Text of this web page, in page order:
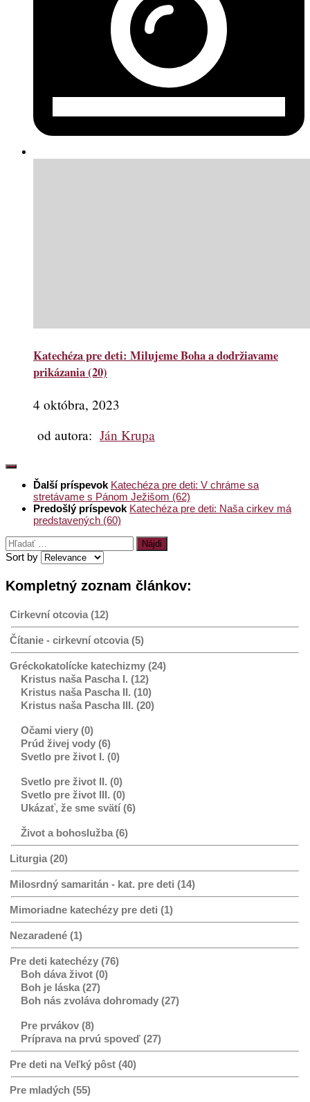
Katechéza pre deti: Milujeme Boha a dodržiavame
prikázania (20)
4 októbra, 2023
od autora: Ján Krupa
Ďalší príspevok Katechéza pre deti: V chráme sa
stretávame s Pánom Ježišom (62)
Predošlý príspevok Katechéza pre deti: Naša cirkev má
predstavených (60)
Hľadať:
Sort by
Kompletný zoznam článkov:
Cirkevní otcovia (12)
Čítanie - cirkevní otcovia (5)
Gréckokatolícke katechizmy (24)
Kristus naša Pascha I. (12)
Kristus naša Pascha II. (10)
Kristus naša Pascha III. (20)
Očami viery (0)
Prúd živej vody (6)
Svetlo pre život I. (0)
Svetlo pre život II. (0)
Svetlo pre život III. (0)
Ukázať, že sme svätí (6)
Život a bohoslužba (6)
Liturgia (20)
Milosrdný samaritán - kat. pre deti (14)
Mimoriadne katechézy pre deti (1)
Nezaradené (1)
Pre deti katechézy (76)
Boh dáva život (0)
Boh je láska (27)
Boh nás zvoláva dohromady (27)
Pre prvákov (8)
Príprava na prvú spoveď (27)
Pre deti na Veľký pôst (40)
Pre mladých (55)